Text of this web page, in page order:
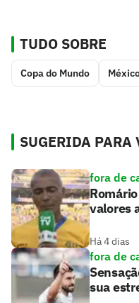
TUDO SOBRE
Copa do Mundo
SUGERIDA PARA
fora de
valores
Há 4 dias
fora de
sua